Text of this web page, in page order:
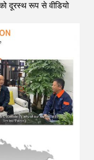
दूरस्थ रूप से वीडियो